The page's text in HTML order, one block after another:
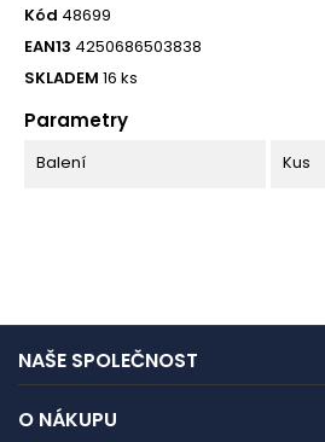
Kód 48699
EAN13 4250686503838
SKLADEM 16 ks
Parametry
Balení Kus
NAŠE SPOLEČNOST
O NÁKUPU